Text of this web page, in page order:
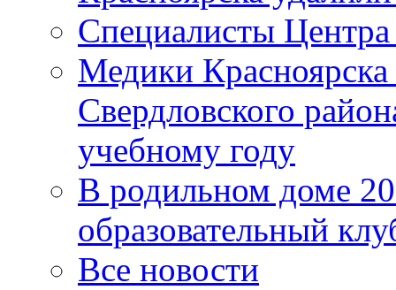
Специалисты
Медики
Свердловского
учебному году
В родильном доме
образовательный
Все новости